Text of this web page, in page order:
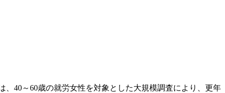
40～60歳の就労女性を対象とした大規模調査により、更年